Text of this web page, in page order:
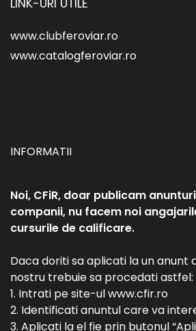
www.clubferoviar.ro
www.catalogferoviar.ro
INFORMATII
Noi, CFiR, doar publicam
companii, nu facem noi
cursurile de calificare.
Daca doriti sa aplicati la un anunt
nostru trebuie sa procedati astfel:
1. Intrati pe site-ul www.cfir.ro
2. Identificati anuntul care va
3. Aplicati la el fie prin butonul